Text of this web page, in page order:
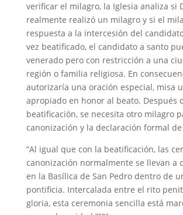
verificar el milagro, la Iglesia analiza si
realmente realizó un milagro y si el
respuesta a la intercesión del
vez beatificado, el candidato a santo
venerado pero con restricción a una
región o familia religiosa. En
autorizaría una oración especial, misa
apropiado en honor al beato. Después
beatificación, se necesita otro milagro
canonización y la declaración formal
“Al igual que con la beatificación, las
canonización normalmente se llevan a
en la Basílica de San Pedro dentro de
pontificia. Intercalada entre el rito
gloria, esta ceremonia sencilla está